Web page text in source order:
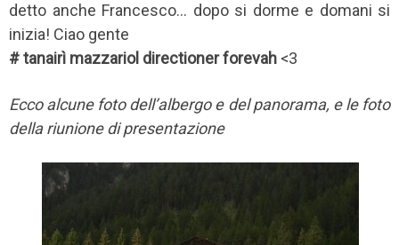
detto anche Francesco… dopo si dorme e domani si
inizia! Ciao gente
# tanairì mazzariol directioner forevah <3
Ecco alcune foto dell’albergo e del panorama, e le foto
della riunione di presentazione